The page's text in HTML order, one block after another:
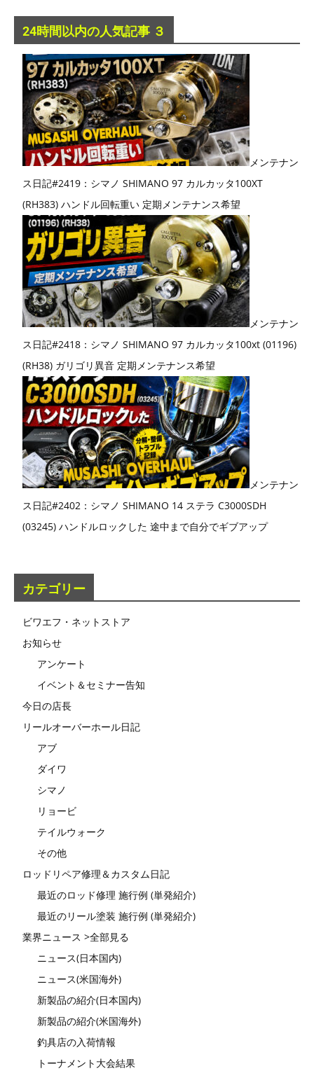
24時間以内の人気記事 ３
メンテナン
ス日記#2419：シマノ SHIMANO 97 カルカッタ100XT
(RH383) ハンドル回転重い 定期メンテナンス希望
メンテナン
ス日記#2418：シマノ SHIMANO 97 カルカッタ100xt (01196)
(RH38) ガリゴリ異音 定期メンテナンス希望
メンテナン
ス日記#2402：シマノ SHIMANO 14 ステラ C3000SDH
(03245) ハンドルロックした 途中まで自分でギブアップ
カテゴリー
ビワエフ・ネットストア
お知らせ
アンケート
イベント＆セミナー告知
今日の店長
リールオーバーホール日記
アブ
ダイワ
シマノ
リョービ
テイルウォーク
その他
ロッドリペア修理＆カスタム日記
最近のロッド修理 施行例 (単発紹介)
最近のリール塗装 施行例 (単発紹介)
業界ニュース >全部見る
ニュース(日本国内)
ニュース(米国海外)
新製品の紹介(日本国内)
新製品の紹介(米国海外)
釣具店の入荷情報
トーナメント大会結果